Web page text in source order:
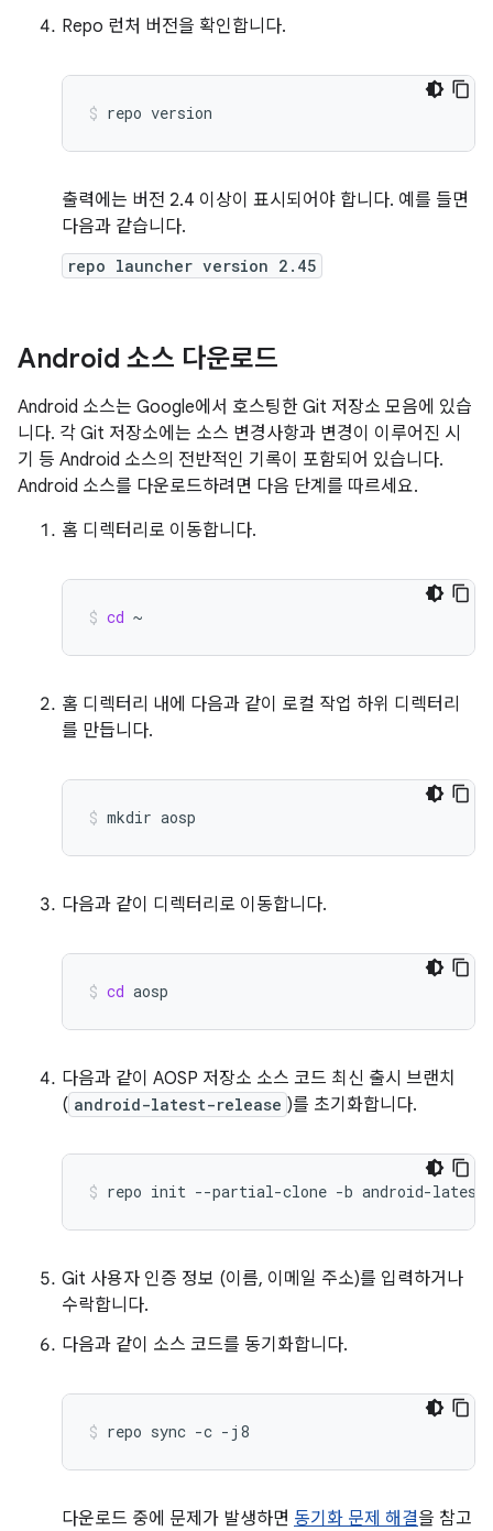
Repo 런처 버전을 확인합니다.
repo version
출력에는 버전 2.4 이상이 표시되어야 합니다. 예를 들면
다음과 같습니다.
repo launcher version 2.45
Android 소스 다운로드
Android 소스는 Google에서 호스팅한 Git 저장소 모음에 있습
니다. 각 Git 저장소에는 소스 변경사항과 변경이 이루어진 시
기 등 Android 소스의 전반적인 기록이 포함되어 있습니다.
Android 소스를 다운로드하려면 다음 단계를 따르세요.
홈 디렉터리로 이동합니다.
cd ~
홈 디렉터리 내에 다음과 같이 로컬 작업 하위 디렉터리
를 만듭니다.
mkdir aosp
다음과 같이 디렉터리로 이동합니다.
cd aosp
다음과 같이 AOSP 저장소 소스 코드 최신 출시 브랜치
( android-latest-release )를 초기화합니다.
repo init --partial-clone -b android-
Git 사용자 인증 정보 (이름, 이메일 주소)를 입력하거나
수락합니다.
다음과 같이 소스 코드를 동기화합니다.
repo sync -c -j8
다운로드 중에 문제가 발생하면 동기화 문제 해결을 참고